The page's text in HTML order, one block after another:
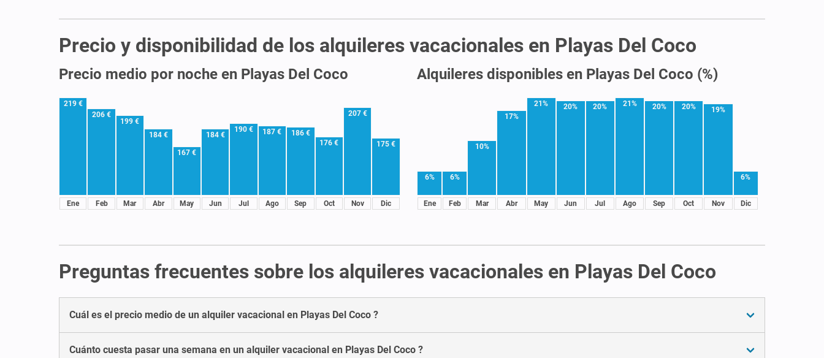
Precio y disponibilidad de los alquileres vacacionales en Playas Del Coco
Precio medio por noche en Playas Del Coco
219 €
Ene
206 €
Feb
199 €
Mar
184 €
Abr
167 €
May
184 €
Jun
190 €
Jul
187 €
Ago
186 €
Sep
176 €
Oct
207 €
Nov
175 €
Dic
Alquileres disponibles en Playas Del Coco (%)
6%
Ene
6%
Feb
10%
Mar
17%
Abr
21%
May
20%
Jun
20%
Jul
21%
Ago
20%
Sep
20%
Oct
19%
Nov
6%
Dic
Preguntas frecuentes sobre los alquileres vacacionales en Playas Del Coco
Cuál es el precio medio de un alquiler vacacional en Playas Del Coco ?
Cuánto cuesta pasar una semana en un alquiler vacacional en Playas Del Coco ?